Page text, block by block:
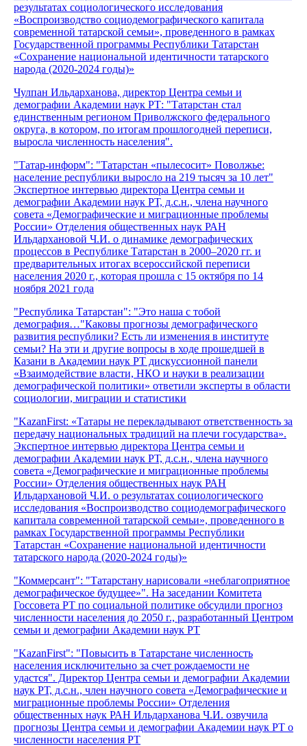
результатах социологического исследования
«Воспроизводство социодемографического капитала
современной татарской семьи», проведенного в рамках
Государственной программы Республики Татарстан
«Сохранение национальной идентичности татарского
народа (2020-2024 годы)»
Чулпан Ильдарханова, директор Центра семьи и
демографии Академии наук РТ: "Татарстан стал
единственным регионом Приволжского федерального
округа, в котором, по итогам прошлогодней переписи,
выросла численность населения".
"Татар-информ": "Татарстан «пылесосит» Поволжье:
население республики выросло на 219 тысяч за 10 лет"
Экспертное интервью директора Центра семьи и
демографии Академии наук РТ, д.с.н., члена научного
совета «Демографические и миграционные проблемы
России» Отделения общественных наук РАН
Ильдархановой Ч.И. о динамике демографических
процессов в Республике Татарстан в 2000–2020 гг. и
предварительных итогах всероссийской переписи
населения 2020 г., которая прошла с 15 октября по 14
ноября 2021 года
"Республика Татарстан": "Это наша с тобой
демография…"Каковы прогнозы демографического
развития республики? Есть ли изменения в институте
семьи? На эти и другие вопросы в ходе прошедшей в
Казани в Академии наук РТ дискуссионной панели
«Взаимодействие власти, НКО и науки в реализации
демографической политики» ответили эксперты в области
социологии, миграции и статистики
"KazanFirst: «Татары не перекладывают ответственность за
передачу национальных традиций на плечи государства».
Экспертное интервью директора Центра семьи и
демографии Академии наук РТ, д.с.н., члена научного
совета «Демографические и миграционные проблемы
России» Отделения общественных наук РАН
Ильдархановой Ч.И. о результатах социологического
исследования «Воспроизводство социодемографического
капитала современной татарской семьи», проведенного в
рамках Государственной программы Республики
Татарстан «Сохранение национальной идентичности
татарского народа (2020-2024 годы)»
"Коммерсант": "Татарстану нарисовали «неблагоприятное
демографическое будущее»". На заседании Комитета
Госсовета РТ по социальной политике обсудили прогноз
численности населения до 2050 г., разработанный Центром
семьи и демографии Академии наук РТ
"KazanFirst": "Повысить в Татарстане численность
населения исключительно за счет рождаемости не
удастся". Директор Центра семьи и демографии Академии
наук РТ, д.с.н., член научного совета «Демографические и
миграционные проблемы России» Отделения
общественных наук РАН Ильдарханова Ч.И. озвучила
прогнозы Центра семьи и демографии Академии наук РТ о
численности населения РТ